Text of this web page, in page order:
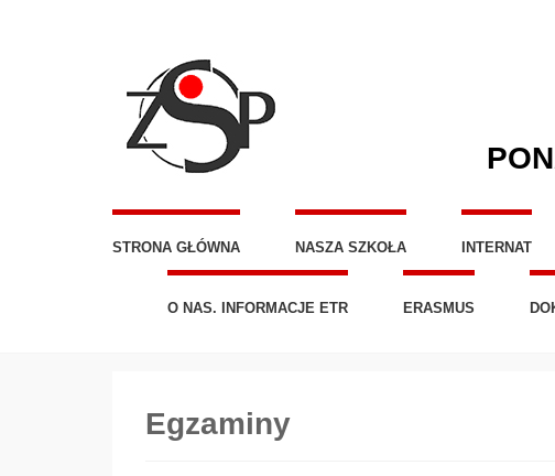
STRONA GŁÓWNA NASZA SZKOŁA INTERNAT
O NAS. INFORMACJE ETR ERASMUS
Egzaminy